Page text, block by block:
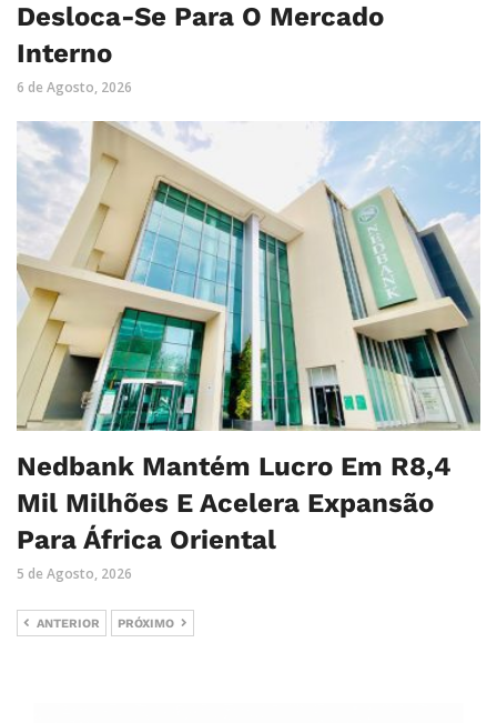
Desloca-Se Para O Mercado
Interno
6 de Agosto, 2026
Nedbank Mantém Lucro Em R8,4
Mil Milhões E Acelera Expansão
Para África Oriental
5 de Agosto, 2026
ANTERIOR PRÓXIMO